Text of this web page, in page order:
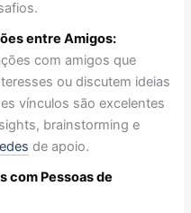
entre Amigos:
com amigos que
ou discutem ideias
vínculos são excelentes
brainstorming e
de apoio.
com Pessoas de